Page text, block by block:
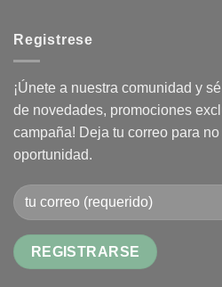
Registrese
¡Únete a nuestra comunidad y
de novedades, promociones
campaña! Deja tu correo para
oportunidad.